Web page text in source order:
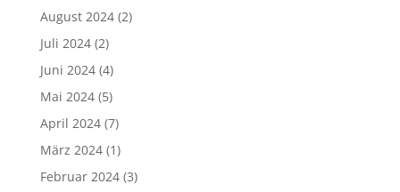
August 2024(2)
Juli 2024(2)
Juni 2024(4)
Mai 2024(5)
April 2024(7)
März 2024(1)
Februar 2024(3)